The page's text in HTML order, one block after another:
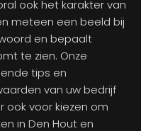
ook het karakter van
meteen een beeld bij
en bepaalt
te zien. Onze
tips en
van uw bedrijf
ook voor kiezen om
in Den Hout en